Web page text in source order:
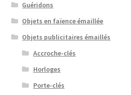
Guéridons
Objets en faïence émaillée
Objets publicitaires émaillés
Accroche-clés
Horloges
Porte-clés